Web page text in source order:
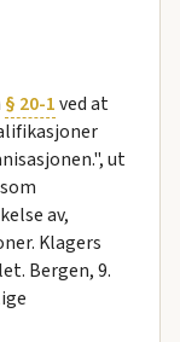
§ 20-1ved at
ut
av,
Klagers
Bergen, 9.